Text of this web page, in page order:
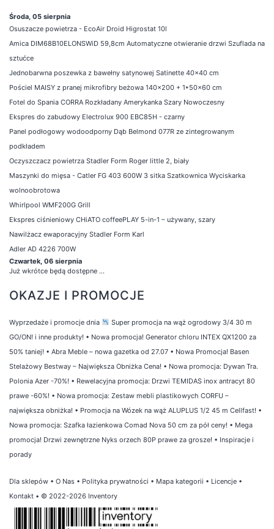
Środa, 05 sierpnia
Osuszacze powietrza - EcoAir Droid Higrostat 10l
Amica DIM68B10ELONSWiD 59,8cm Automatyczne otwieranie drzwi Szuflada na
sztućce
Jednobarwna poszewka z bawełny satynowej Satinette 40x40 cm
Pościel MAISY z pranej mikrofibry beżowa 140x200 + 1*50x60 cm
Fotel do Spania CORRA Rozkładany Amerykanka Szary Nowoczesny
Ekspres do zabudowy Electrolux 900 EBC85H - czarny
Panel podłogowy wodoodporny Dąb Belmond 077R ze zintegrowanym
podkładem
Oczyszczacz powietrza Stadler Form Roger little 2, biały
Maszynki do mięsa - Catler FG 403 600W 3 sitka Szatkownica Wyciskarka
wolnoobrotowa
Whirlpool WMF200G Grill
Ekspres ciśnieniowy CHiATO coffeePLAY 5-in-1 – używany, szary
Nawilżacz ewaporacyjny Stadler Form Karl
Adler AD 4226 700W
Czwartek, 06 sierpnia
Już wkrótce będą dostępne ...
OKAZJE I PROMOCJE
Wyprzedaże i promocje dnia
Super promocja na wąż ogrodowy 3/4 30 m
GO/ON! i inne produkty! • Nowa promocja! Generator chloru INTEX QX1200 za
50% taniej! • Abra Meble – nowa gazetka od 27.07 • Nowa Promocja! Basen
Stelażowy Bestway – Największa Obniżka Cena! • Nowa promocja: Dywan Tra.
Polonia Azer -70%! • Rewelacyjna promocja: Drzwi TEMIDAS inox antracyt 80
prawe -60%! • Nowa promocja: Zestaw mebli plastikowych CORFU –
największa obniżka! • Promocja na Wózek na wąż ALUPLUS 1/2 45 m Cellfast! •
Nowa promocja: Szafka łazienkowa Comad Nova 50 cm za pół ceny! • Mega
promocja! Drzwi zewnętrzne Nyks orzech 80P prawe za grosze! • Inspiracje i
porady
Dla sklepów • O Nas • Polityka prywatności • Mapa kategorii • Licencje •
Kontakt • © 2022-2026 Inventory